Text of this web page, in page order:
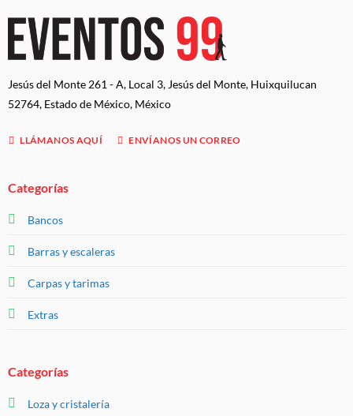
Jesús del Monte 261 - A, Local 3, Jesús del Monte, Huixquilucan
52764, Estado de México, México
LLÁMANOS AQUÍ ENVÍANOS UN CORREO
Categorías
Bancos
Barras y escaleras
Carpas y tarimas
Extras
Categorías
Loza y cristalería